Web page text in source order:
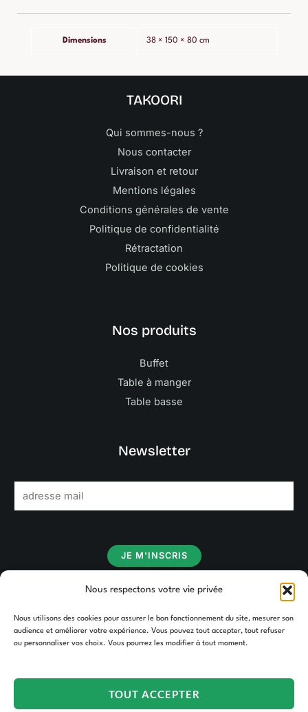
Nous respectons votre vie privée
Nous utilisons des cookies pour assurer le bon fonctionnement du site, mesurer son
audience et améliorer votre expérience. Vous pouvez tout accepter, tout refuser
ou personnaliser vos choix. Vous pourrez les modifier à tout moment.
TOUT ACCEPTER
Dimensions 38 × 150 × 80 cm
TAKOORI
Qui sommes-nous ?
Nous contacter
Livraison et retour
Mentions légales
Conditions générales de vente
Politique de confidentialité
Rétractation
Politique de cookies
Nos produits
Buffet
Table à manger
Table basse
Newsletter
m
JE M'INSCRIS